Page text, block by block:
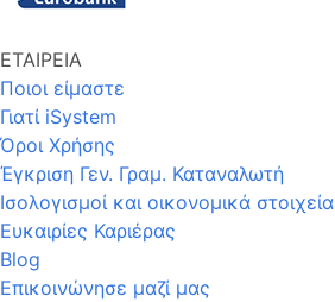
ΕΤΑΙΡΕΙΑ
Ποιοι είμαστε
Γιατί iSystem
Όροι Χρήσης
Έγκριση Γεν. Γραμ. Καταναλωτή
Ισολογισμοί και οικονομικά στοιχεία
Ευκαιρίες Καριέρας
Blog
Επικοινώνησε μαζί μας